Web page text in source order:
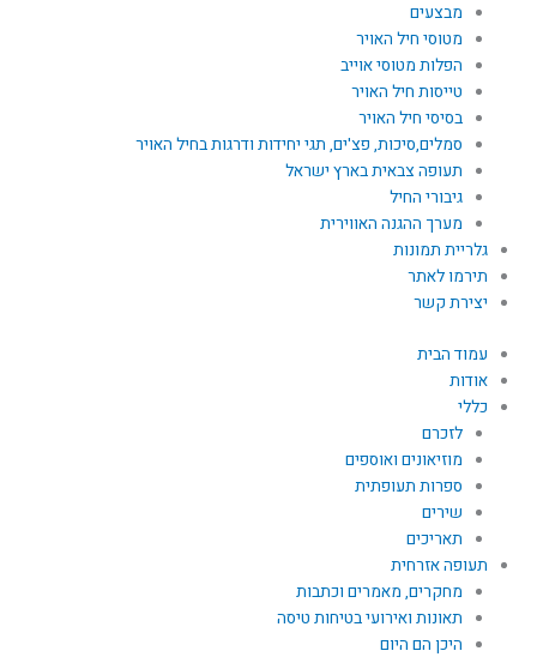
מבצעים
מטוסי חיל האויר
הפלות מטוסי אוייב
טייסות חיל האויר
בסיסי חיל האויר
סמלים,סיכות, פצ'ים, תגי יחידות ודרגות בחיל האויר
תעופה צבאית בארץ ישראל
גיבורי החיל
מערך ההגנה האווירית
גלריית תמונות
תירמו לאתר
יצירת קשר
עמוד הבית
אודות
כללי
לזכרם
מוזיאונים ואוספים
ספרות תעופתית
שירים
תאריכים
תעופה אזרחית
מחקרים, מאמרים וכתבות
תאונות ואירועי בטיחות טיסה
היכן הם היום